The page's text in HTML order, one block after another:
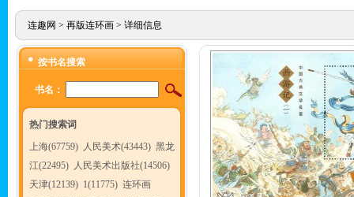
连趣网 > 再版连环画> 详细信息
按书名搜索
书名：
热门搜索词
上海(67759) 人民美术(43443) 黑龙
江(22495) 人民美术出版社(14506)
天津(12139) 1(11775) 连环画